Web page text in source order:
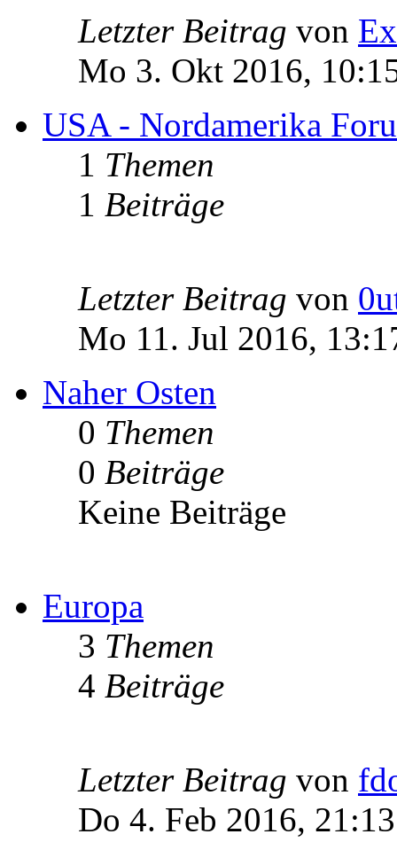
Letzter Beitrag von
Mo 3. Okt 2016,
USA - Nordamerika
1 Themen
1 Beiträge
Letzter Beitrag von
Mo 11. Jul 2016,
Naher Osten
0 Themen
0 Beiträge
Keine Beiträge
Europa
3 Themen
4 Beiträge
Letzter Beitrag von
Do 4. Feb 2016, 21:13